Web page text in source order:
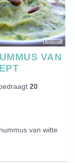
VAN
20
van witte